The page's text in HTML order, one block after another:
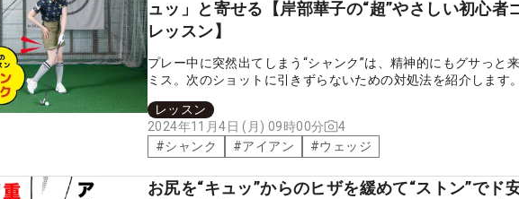
ュッ」と寄せる【岸部華子の“超”やさしい初心者
レッスン】
プレー中に突然出てしまう“シャンク”は、精神的にもグサっと
ミス。次のショットに引きずらないための対処法を紹介します
レッスン
2024年11月4日 (月) 09時00分
4
#シャンク #アイアン #ウェッジ
お尻を“キュッ”からのヒザを緩めて“ストン”でド